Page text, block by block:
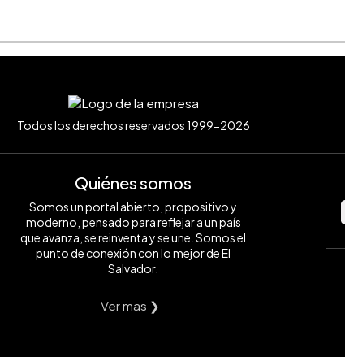
Todos los derechos reservados 1999-2026
Quiénes somos
Somos un portal abierto, propositivo y
moderno, pensado para reflejar a un país
que avanza, se reinventa y se une. Somos el
punto de conexión con lo mejor de El
Salvador.
Ver mas ❯